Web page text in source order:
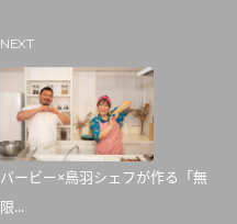
NEXT
バービー×鳥羽シェフが作る「無
限...